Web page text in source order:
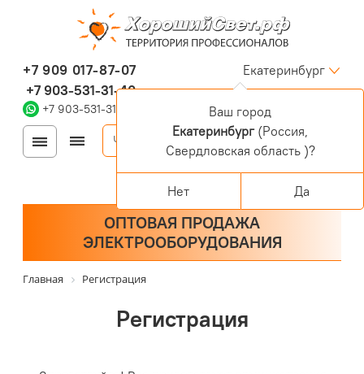
+7 909 017-87-07
+7 903-531-31-40
+7 903-531-31-40
Екатеринбург
Войти
Регистрация
Корзина
0 позиций
ОПТОВАЯ ПРОДАЖА
ЭЛЕКТРООБОРУДОВАНИЯ
Главная Регистрация
Регистрация
Ваш город
Екатеринбург(Россия,
Свердловская область )?
Нет Да